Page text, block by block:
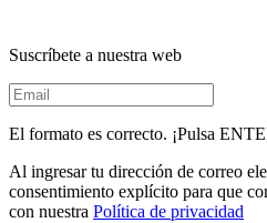
Suscríbete a nuestra web
El formato es correcto. ¡Pulsa
Al ingresar tu dirección de correo
consentimiento explícito para que
con nuestra Política de privacidad